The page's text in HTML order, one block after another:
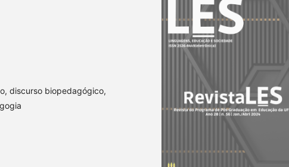
discurso biopedagógico,